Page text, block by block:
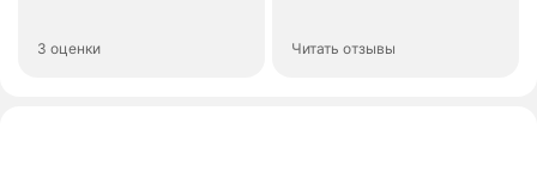
3 оценки Читать отзывы